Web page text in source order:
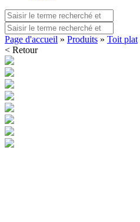
Page d'accueil » Produits » Toit plat
< Retour